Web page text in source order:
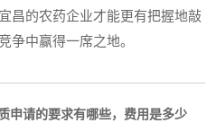
昌的农药企业才能更有把握地敲
争中赢得一席之地。
申请的要求有哪些，费用是多少